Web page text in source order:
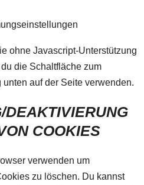
ohne Javascript-Unterstützung
die Schaltfläche zum
auf der Seite verwenden.
DEAKTIVIERUNG
COOKIES
verwenden um
zu löschen. Du kannst